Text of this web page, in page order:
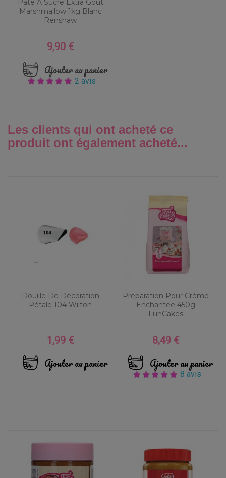
Pâte À Sucre Extra Goût
Marshmallow 1kg Blanc
Renshaw
Prix
9,90 €
Ajouter au panier
2 avis
Les clients qui ont acheté ce
produit ont également acheté...
Douille De Décoration
Pétale 104 Wilton
Prix
1,99 €
Ajouter au panier
Préparation Pour Crème
Enchantée 450g
FunCakes
Prix
8,49 €
Ajouter au panier
8 avis